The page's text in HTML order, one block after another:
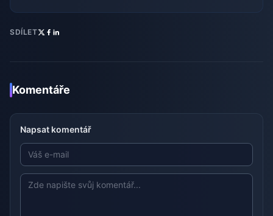
SDÍLET
Komentáře
Napsat komentář